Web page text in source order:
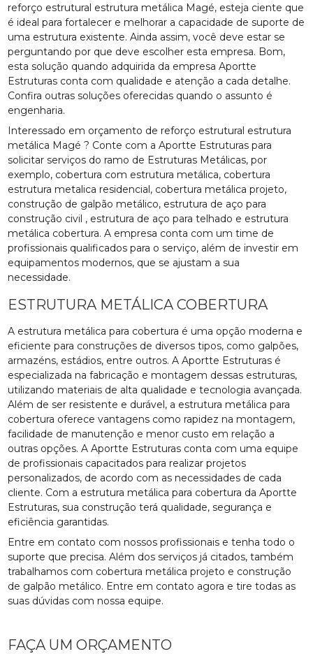
reforço estrutural estrutura metálica Magé, esteja ciente que
é ideal para fortalecer e melhorar a capacidade de suporte de
uma estrutura existente. Ainda assim, você deve estar se
perguntando por que deve escolher esta empresa. Bom,
esta solução quando adquirida da empresa Aportte
Estruturas conta com qualidade e atenção a cada detalhe.
Confira outras soluções oferecidas quando o assunto é
engenharia.
Interessado em orçamento de reforço estrutural estrutura
metálica Magé ? Conte com a Aportte Estruturas para
solicitar serviços do ramo de Estruturas Metálicas, por
exemplo, cobertura com estrutura metálica, cobertura
estrutura metalica residencial, cobertura metálica projeto,
construção de galpão metálico, estrutura de aço para
construção civil , estrutura de aço para telhado e estrutura
metálica cobertura. A empresa conta com um time de
profissionais qualificados para o serviço, além de investir em
equipamentos modernos, que se ajustam a sua
necessidade.
ESTRUTURA METÁLICA COBERTURA
A estrutura metálica para cobertura é uma opção moderna e
eficiente para construções de diversos tipos, como galpões,
armazéns, estádios, entre outros. A Aportte Estruturas é
especializada na fabricação e montagem dessas estruturas,
utilizando materiais de alta qualidade e tecnologia avançada.
Além de ser resistente e durável, a estrutura metálica para
cobertura oferece vantagens como rapidez na montagem,
facilidade de manutenção e menor custo em relação a
outras opções. A Aportte Estruturas conta com uma equipe
de profissionais capacitados para realizar projetos
personalizados, de acordo com as necessidades de cada
cliente. Com a estrutura metálica para cobertura da Aportte
Estruturas, sua construção terá qualidade, segurança e
eficiência garantidas.
Entre em contato com nossos profissionais e tenha todo o
suporte que precisa. Além dos serviços já citados, também
trabalhamos com cobertura metálica projeto e construção
de galpão metálico. Entre em contato agora e tire todas as
suas dúvidas com nossa equipe.
FAÇA UM ORÇAMENTO